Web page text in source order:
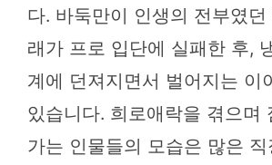
다. 바둑만이 인생의 전부였
래가 프로 입단에 실패한 후,
계에 던져지면서 벌어지는 이
있습니다. 희로애락을 겪으며
가는 인물들의 모습은 많은